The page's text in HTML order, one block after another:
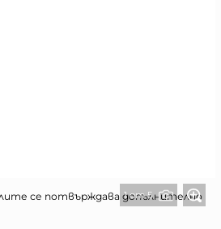
1 от 5
се потвърждава допълнително